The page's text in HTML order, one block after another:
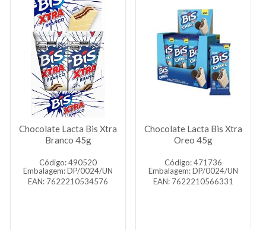
Chocolate Lacta Bis Xtra
Branco 45g
Código: 490520
Embalagem: DP/0024/UN
EAN: 7622210534576
Chocolate Lacta Bis Xtra
Oreo 45g
Código: 471736
Embalagem: DP/0024/UN
EAN: 7622210566331